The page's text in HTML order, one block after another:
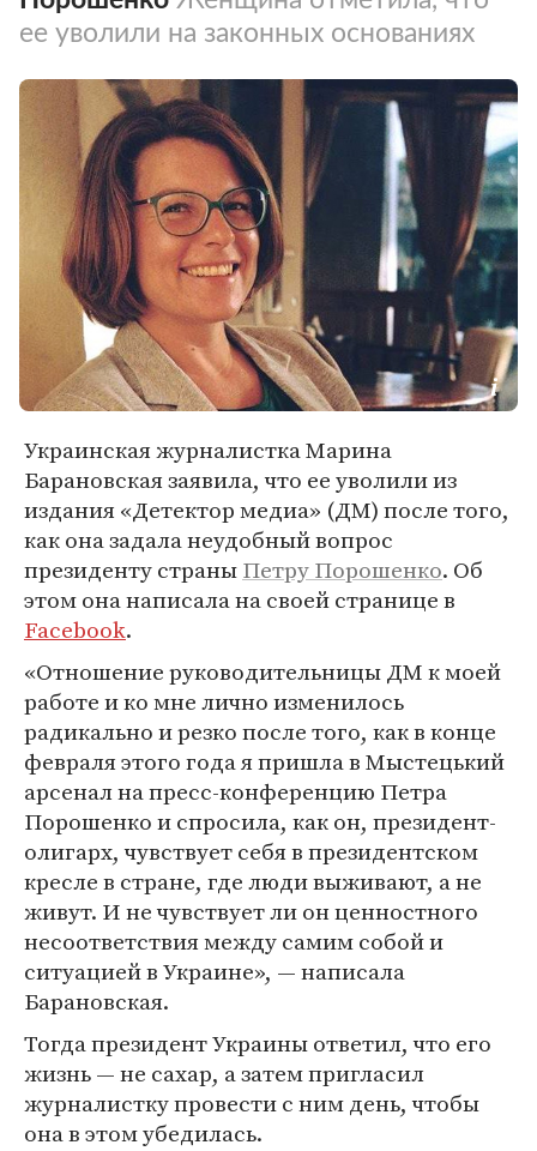
ее уволили на законных основаниях
Украинская журналистка Марина
Барановская заявила, что ее уволили из
издания «Детектор медиа» (ДМ) после того,
как она задала неудобный вопрос
президенту страныПетру Порошенко. Об
этом она написала на своей странице в
Facebook.
«Отношение руководительницы ДМ к моей
работе и ко мне лично изменилось
радикально и резко после того, как в конце
февраля этого года я пришла в Мыстецький
арсенал на пресс-конференцию Петра
Порошенко и спросила, как он, президент-
олигарх, чувствует себя в президентском
кресле в стране, где люди выживают, а не
живут. И не чувствует ли он ценностного
несоответствия между самим собой и
ситуацией в Украине», — написала
Барановская.
Тогда президент Украины ответил, что его
жизнь — не сахар, а затем пригласил
журналистку провести с ним день, чтобы
она в этом убедилась.